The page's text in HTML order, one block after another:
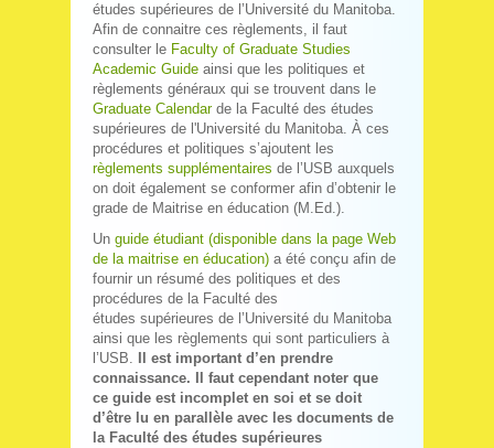
études supérieures de l’Université du Manitoba.
Afin de connaitre ces règlements, il faut
consulter le Faculty of Graduate Studies
Academic Guide ainsi que les politiques et
règlements généraux qui se trouvent dans le
Graduate Calendar de la Faculté des études
supérieures de l'Université du Manitoba. À ces
procédures et politiques s’ajoutent les
règlements supplémentaires de l’USB auxquels
on doit également se conformer afin d’obtenir le
grade de Maitrise en éducation (M.Ed.).
Un guide étudiant (disponible dans la page Web
de la maitrise en éducation) a été conçu afin de
fournir un résumé des politiques et des
procédures de la Faculté des
études supérieures de l’Université du Manitoba
ainsi que les règlements qui sont particuliers à
l’USB. Il est important d’en prendre
connaissance. Il faut cependant noter que
ce guide est incomplet en soi et se doit
d’être lu en parallèle avec les documents de
la Faculté des études supérieures